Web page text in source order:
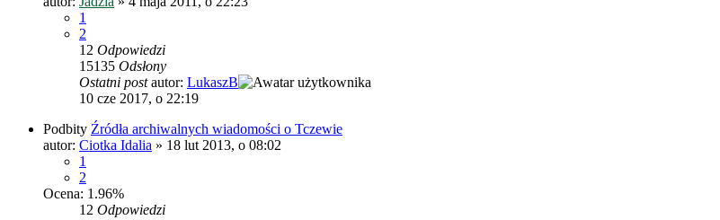
1
2
12 Odpowiedzi
15135 Odsłony
Ostatni postautor: LukaszB
10 cze 2017, o 22:19
Podbity Źródła archiwalnych wiadomości o Tczewie
autor: Ciotka Idalia » 18 lut 2013, o 08:02
1
2
Ocena: 1.96%
12 Odpowiedzi